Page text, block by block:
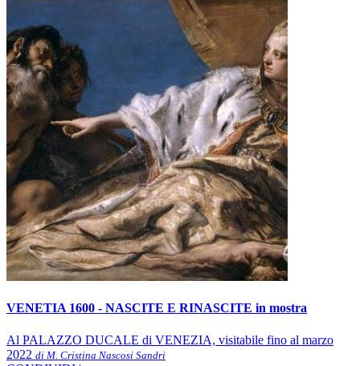
VENETIA 1600 - NASCITE E RINASCITE in mostra
Al PALAZZO DUCALE di VENEZIA, visitabile fino al marzo
2022 di M. Cristina Nascosi Sandri